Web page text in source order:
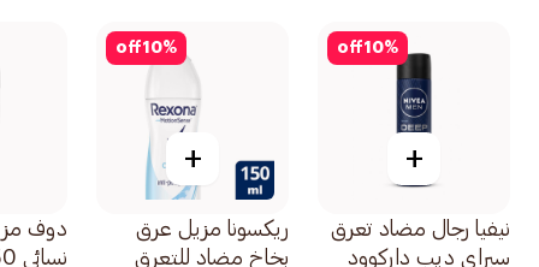
10%
off
+
نيفيا رجال مضاد تعرق
سبراي ديب داركوود
10%
off
+
ريكسونا مزيل عرق
بخاخ مضاد للتعرق
دوف
نسائي 50مل